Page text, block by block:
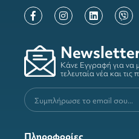
Κάνε Εγγραφή για να
τελευταία νέα και
Πληροφορίες